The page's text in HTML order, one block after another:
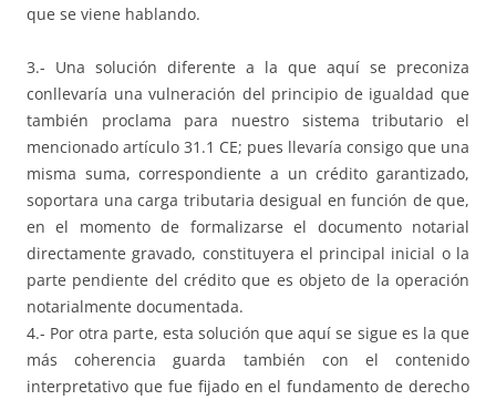
que se viene hablando.
3.- Una solución diferente a la que aquí se preconiza
conllevaría una vulneración del principio de igualdad que
también proclama para nuestro sistema tributario el
mencionado artículo 31.1 CE; pues llevaría consigo que una
misma suma, correspondiente a un crédito garantizado,
soportara una carga tributaria desigual en función de que,
en el momento de formalizarse el documento notarial
directamente gravado, constituyera el principal inicial o la
parte pendiente del crédito que es objeto de la operación
notarialmente documentada.
4.- Por otra parte, esta solución que aquí se sigue es la que
más coherencia guarda también con el contenido
interpretativo que fue fijado en el fundamento de derecho